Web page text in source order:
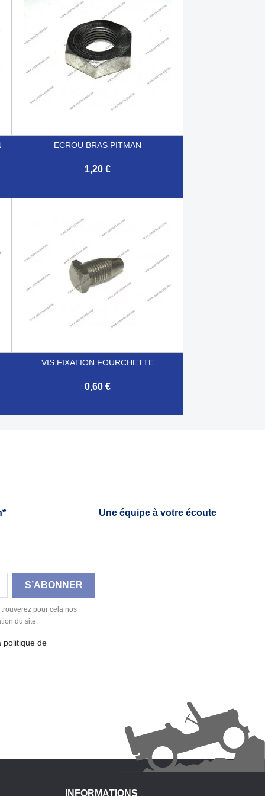
ECROU BRAS PITMAN
1,20 €
VIS FIXATION FOURCHETTE
0,60 €
Une équipe à votre écoute
pour cela nos
du site.
politique de
INFORMATIONS